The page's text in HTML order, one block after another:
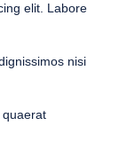
elit. Labore
nisi
quaerat